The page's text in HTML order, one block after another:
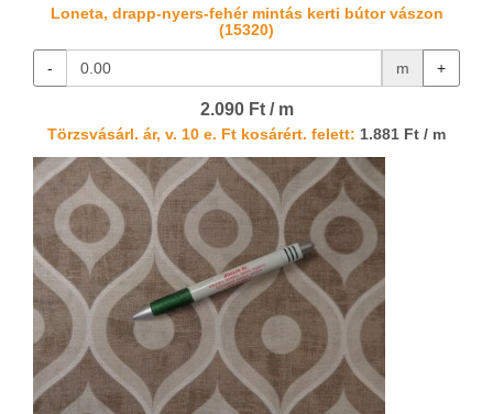
Loneta, drapp-nyers-fehér mintás kerti bútor vászon
(15320)
- m +
2.090 Ft / m
Törzsvásárl. ár, v. 10 e. Ft kosárért. felett: 1.881 Ft / m